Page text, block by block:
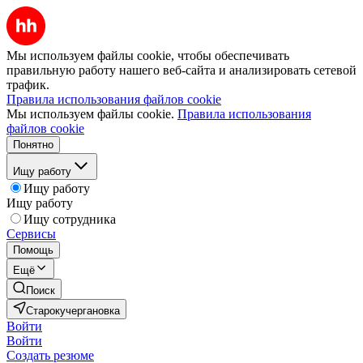
Мы используем файлы cookie, чтобы обеспечивать
правильную работу нашего веб-сайта и анализировать сетевой
трафик.
Правила использования файлов cookie
Мы используем файлы cookie. Правила использования
файлов cookie
Понятно
Ищу работу
Ищу работу
Ищу работу
Ищу сотрудника
Сервисы
Помощь
Ещё
Поиск
Старокучергановка
Войти
Войти
Создать резюме